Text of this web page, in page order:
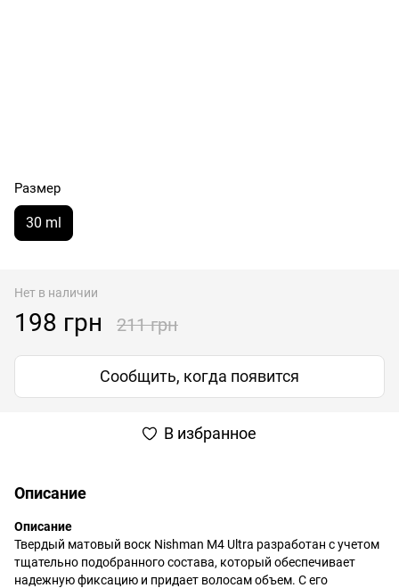
Размер
30 ml
Нет в наличии
198 грн 211 грн
Сообщить, когда появится
В избранное
Описание
Описание
Твердый матовый воск Nishman M4 Ultra разработан с учетом
тщательно подобранного состава, который обеспечивает
надежную фиксацию и придает волосам объем. С его